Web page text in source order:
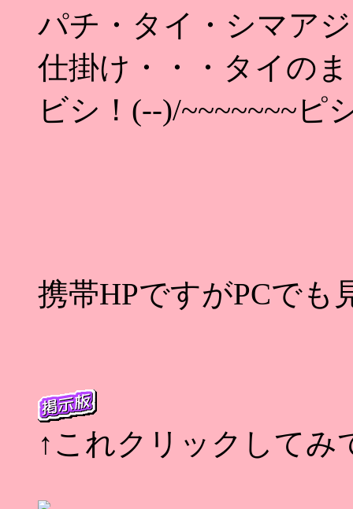
パチ・タイ・シマア
仕掛け・・・タイの
ビシ！(--)/~~~~~~~ピ
携帯HPですがPCで
↑これクリックしてみ